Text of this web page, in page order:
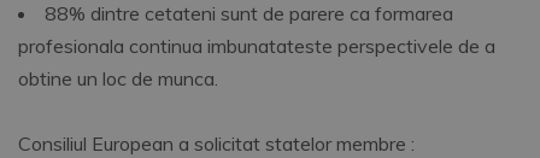
88% dintre cetateni sunt de parere ca formarea
profesionala continua imbunatateste perspectivele de a
obtine un loc de munca.
Consiliul European a solicitat statelor membre :